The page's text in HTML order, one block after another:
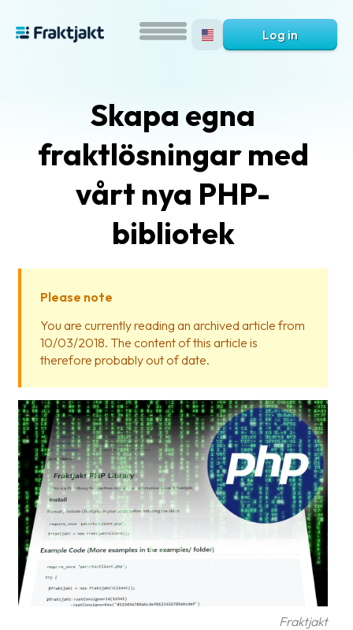
Help?
FAQ
Packing
Shipping
documents
Printer
settings
Customs
declarations
Delivery
terms
Log in
Skapa egna
fraktlösningar med
vårt nya PHP-
bibliotek
Please note
You are currently reading an archived article from
10/03/2018. The content of this article is
therefore probably out of date.
Fraktjakt